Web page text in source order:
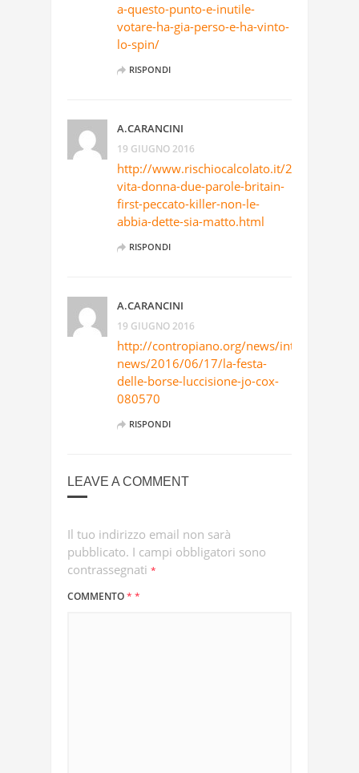
a-questo-punto-e-inutile-
votare-ha-gia-perso-e-ha-vinto-
lo-spin/
RISPONDI
A.CARANCINI
19 GIUGNO 2016
http://www.rischiocalcolato.it/2016/06/la-
vita-donna-due-parole-britain-
first-peccato-killer-non-le-
abbia-dette-sia-matto.html
RISPONDI
A.CARANCINI
19 GIUGNO 2016
http://contropiano.org/news/
news/2016/06/17/la-festa-
delle-borse-luccisione-jo-cox-
080570
RISPONDI
LEAVE A COMMENT
Il tuo indirizzo email non sarà
pubblicato. I campi obbligatori sono
contrassegnati *
COMMENTO* *